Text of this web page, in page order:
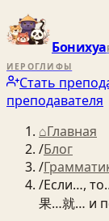
Бонихуа
ИЕРОГЛИФЫ
Стать
преподавателя
⌂Главная
/Блог
/
/Если…,
果…就… и